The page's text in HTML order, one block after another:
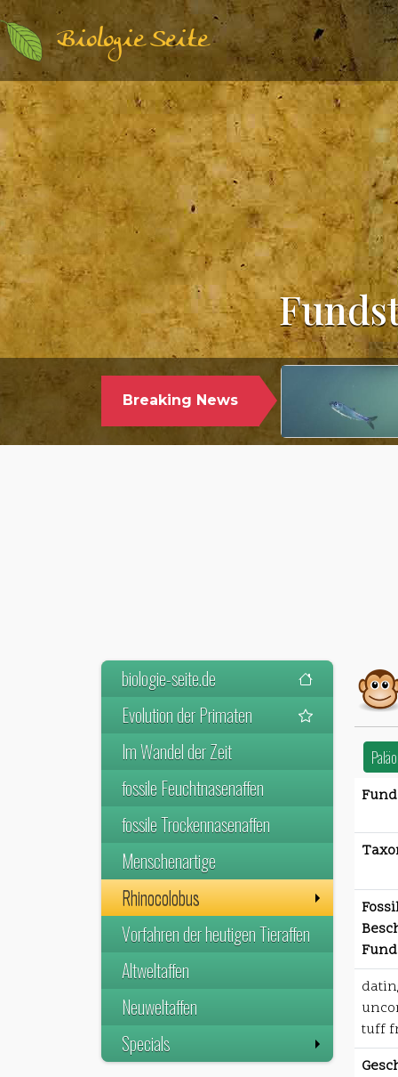
Biologie Seite
Breaking News
biologie-seite.de
Evolution der Primaten
Im Wandel der Zeit
fossile Feuchtnasenaffen
fossile Trockennasenaffen
Menschenartige
Rhinocolobus
Vorfahren der heutigen Tieraffen
Altweltaffen
Neuweltaffen
Specials
tuff